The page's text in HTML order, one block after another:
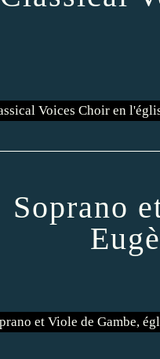
Soprano